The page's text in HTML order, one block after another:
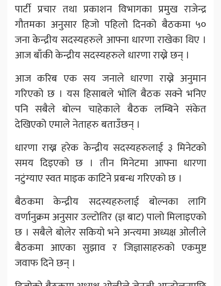
पार्टी प्रचार तथा प्रकाशन विभागका प्रमुख राजेन्द्र
गौतमका अनुसार हिजो पहिलो दिनको बैठकमा ५०
जना केन्द्रीय सदस्यहरुले आफ्ना धारणा राखेका थिए ।
आज बाँकी केन्द्रीय सदस्यहरुले धारणा राख्ने छन् ।
आज करिब एक सय जनाले धारणा राख्ने अनुमान
गरिएको छ । यस हिसाबले भोलि बैठक सक्ने भनिए
पनि सबैले बोल्न चाहेकाले बैठक लम्बिने संकेत
देखिएको एमाले नेताहरु बताउँछन् ।
धारणा राख्न हरेक केन्द्रीय सदस्यहरुलाई ३ मिनेटको
समय दिइएको छ । तीन मिनेटमा आफ्ना धारणा
नटुंग्याए स्वत माइक काटिने प्रबन्ध गरिएको छ ।
बैठकमा केन्द्रीय सदस्यहरुलाई बोल्नका लागि
वर्णानुक्रम अनुसार उल्टोतिर (ज्ञ बाट) पालो मिलाइएको
छ । सबैले बोलेर सकियो भने अन्त्यमा अध्यक्ष ओलीले
बैठकमा आएका सुझाव र जिज्ञासाहरुको एकमुष्ट
जवाफ दिने छन् ।